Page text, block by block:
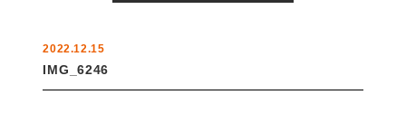
2022.12.15
IMG_6246